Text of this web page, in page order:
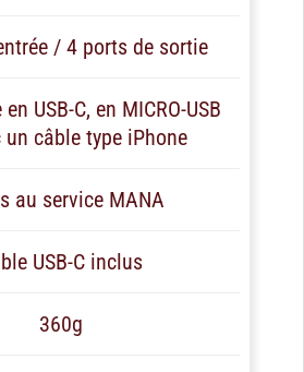
/ 4 ports de sortie
USB-C, en MICRO-USB
un câble type iPhone
au service MANA
USB-C inclus
360g